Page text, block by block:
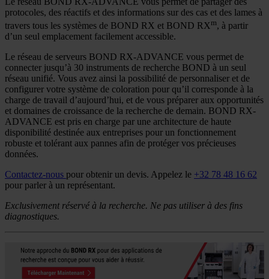
protocoles, des réactifs et des informations sur des cas et des lames à
travers tous les systèmes de BOND RX et BOND RX m, à partir
d’un seul emplacement facilement accessible.
Le réseau de serveurs BOND RX-ADVANCE vous permet de
connecter jusqu’à 30 instruments de recherche BOND à un seul
réseau unifié. Vous avez ainsi la possibilité de personnaliser et de
configurer votre système de coloration pour qu’il corresponde à la
charge de travail d’aujourd’hui, et de vous préparer aux opportunités
et domaines de croissance de la recherche de demain. BOND RX-
ADVANCE est pris en charge par une architecture de haute
disponibilité destinée aux entreprises pour un fonctionnement
robuste et tolérant aux pannes afin de protéger vos précieuses
données.
Contactez-nous pour obtenir un devis. Appelez le +32 78 48 16 62
pour parler à un représentant.
Exclusivement réservé à la recherche. Ne pas utiliser à des fins
diagnostiques.